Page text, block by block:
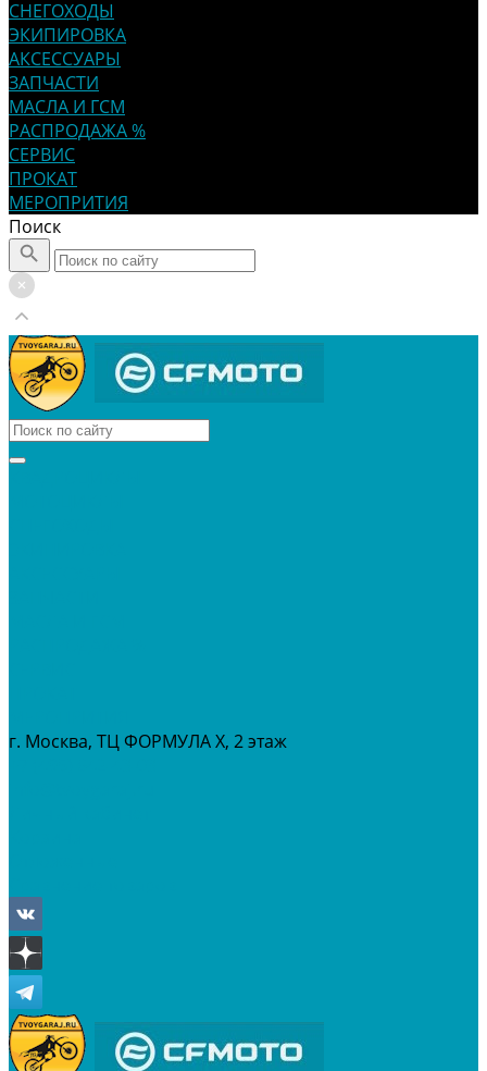
СНЕГОХОДЫ
ЭКИПИРОВКА
АКСЕССУАРЫ
ЗАПЧАСТИ
МАСЛА И ГСМ
РАСПРОДАЖА %
СЕРВИС
ПРОКАТ
МЕРОПРИТИЯ
Поиск
г. Москва, ТЦ ФОРМУЛА Х, 2 этаж